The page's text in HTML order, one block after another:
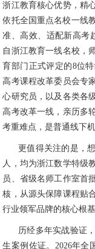
浙江教育核心优势，精
依托全国重点名校一线
准、高效、适配新高考
自浙江教育一线名校，
育部门正式评定的8位
高考课程改革委员会专
心研究员，以及各类各
高考改革一线，亲历多
考重难点，是普通线下
更值得关注的是，
人，均为浙江数学特级
员、省级名师工作室首
核，从源头保障课程贴
行业领军品牌的核心根基
历经多年实战验证
生案例佐证。2026年全